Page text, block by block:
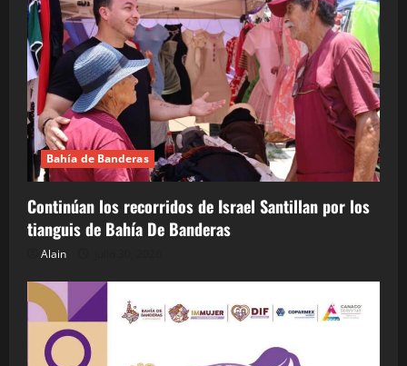
Bahía de Banderas
Continúan los recorridos de Israel Santillan por los
tianguis de Bahía De Banderas
Alain